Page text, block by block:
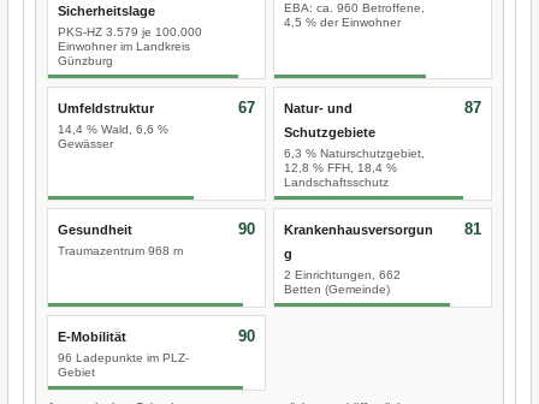
Sicherheitslage
PKS-HZ 3.579 je 100.000
Einwohner im Landkreis
Günzburg
EBA: ca. 960 Betroffene,
4,5 % der Einwohner
Umfeldstruktur
14,4 % Wald, 6,6 %
Gewässer
67
Natur- und
Schutzgebiete
6,3 % Naturschutzgebiet,
12,8 % FFH, 18,4 %
Landschaftsschutz
87
Gesundheit
Traumazentrum 968 m
90
Krankenhausversorgun
g
2 Einrichtungen, 662
Betten (Gemeinde)
81
E-Mobilität
96 Ladepunkte im PLZ-
Gebiet
90